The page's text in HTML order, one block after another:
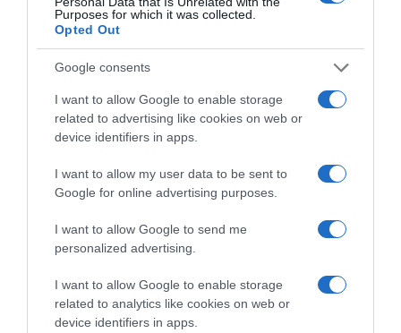
Purposes for which it was collected.
Opted Out
Google consents
I want to allow Google to enable storage
related to advertising like cookies on web or
device identifiers in apps.
I want to allow my user data to be sent to
Google for online advertising purposes.
I want to allow Google to send me
personalized advertising.
I want to allow Google to enable storage
related to analytics like cookies on web or
device identifiers in apps.
Σε μία ειδικά διαμορφωμένη αίθουσα του
εκθεσιακού χώρου, σε τρεις τοίχους απλώνεται
Χρονολόγιο της Νομισματικής
Συλλογής της Τράπεζας, από το 1972 έως το
2022, μετα κύρια ορόσημα από την πορεία
της , μέσα από επιλεγμένα έγγραφα και
φωτογραφίες που σφράγισαν την εξέλιξή της.
Σε μία προθήκη εκτίθενται έγγραφα και
εκδόσεις της Συλλογής, μαζί με το αρχαίο
νόμισμα της Αίγινας, τον αργυρό στατήρα του
5ου αιώνα π.Χ., από τον οποίο προέρχεται το
λογότυπο της Alpha Bank. Στην ίδια αίθουσα